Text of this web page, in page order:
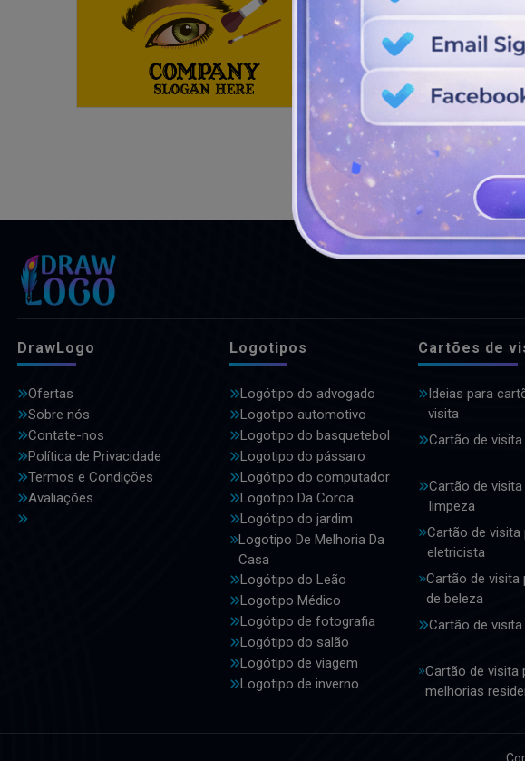
DrawLogo
Ofertas
Sobre nós
Contate-nos
Política de Privacidade
Termos e Condições
Avaliações
Logotipos
Logótipo do advogado
Logotipo automotivo
Logotipo do basquetebol
Logotipo do pássaro
Logótipo do computador
Logotipo Da Coroa
Logótipo do jardim
Logotipo De Melhoria Da
Casa
Logótipo do Leão
Logotipo Médico
Logótipo de fotografia
Logótipo do salão
Logótipo de viagem
Logotipo de inverno
Cartões de
Ideias para
visita
Cartão de visita
Cartão de visita
limpeza
Cartão de visita
eletricista
Cartão de visita
de beleza
Cartão de
Cartão de visita
melhorias